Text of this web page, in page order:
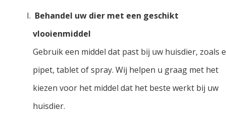
Behandel uw dier met een geschikt
vlooienmiddel
Gebruik een middel dat past bij uw huisdier, zoals
pipet, tablet of spray. Wij helpen u graag met het
kiezen voor het middel dat het beste werkt bij uw
huisdier.